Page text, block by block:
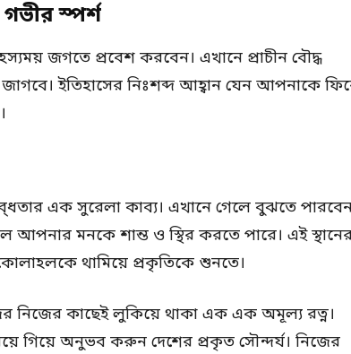
স্পর্শ
জগতে প্রবেশ করবেন। এখানে প্রাচীন বৌদ্ধ
ইতিহাসের নিঃশব্দ আহ্বান যেন আপনাকে
এক সুরেলা কাব্য। এখানে গেলে বুঝতে
আপনার মনকে শান্ত ও স্থির করতে পারে। এই
থামিয়ে প্রকৃতিকে শুনতে।
নিজের কাছেই লুকিয়ে থাকা এক এক অমূল্য রত্ন।
গিয়ে অনুভব করুন দেশের প্রকৃত সৌন্দর্য। নিজের